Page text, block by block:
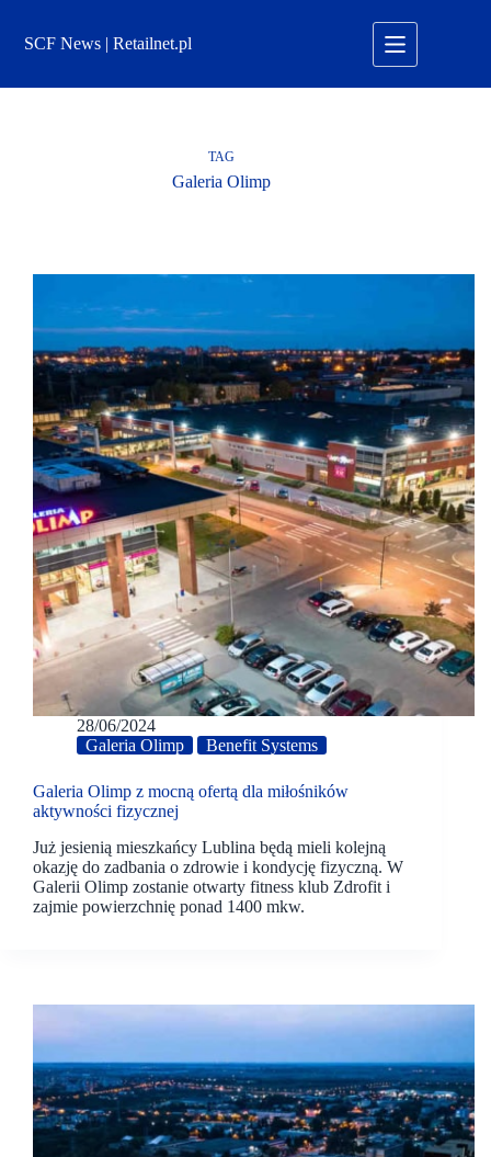
treściSCF News | Retailnet.pl
TAG
Galeria Olimp
28/06/2024
Galeria Olimp
Benefit Systems
Galeria Olimp z mocną ofertą dla miłośników
aktywności fizycznej
Już jesienią mieszkańcy Lublina będą mieli kolejną
okazję do zadbania o zdrowie i kondycję fizyczną. W
Galerii Olimp zostanie otwarty fitness klub Zdrofit i
zajmie powierzchnię ponad 1400 mkw.